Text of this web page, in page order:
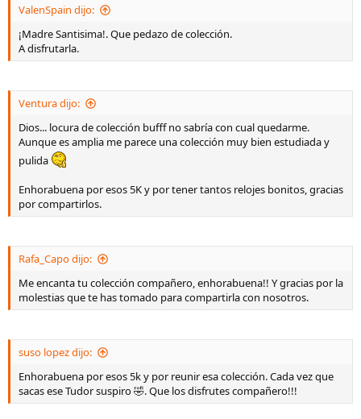
ValenSpain dijo:
¡Madre Santisima!. Que pedazo de colección.
A disfrutarla.
Ventura dijo:
Dios... locura de colección bufff no sabría con cual quedarme.
Aunque es amplia me parece una colección muy bien estudiada y
pulida
Enhorabuena por esos 5K y por tener tantos relojes bonitos, gracias
por compartirlos.
Rafa_Capo dijo:
Me encanta tu colección compañero, enhorabuena!! Y gracias por la
molestias que te has tomado para compartirla con nosotros.
suso lopez dijo:
Enhorabuena por esos 5k y por reunir esa colección. Cada vez que
sacas ese Tudor suspiro 🤣. Que los disfrutes compañero!!!